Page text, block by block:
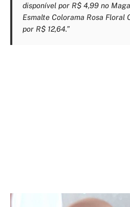
disponível por R$ 4,99 no
Esmalte Colorama Rosa Floral
por R$ 12,64.”